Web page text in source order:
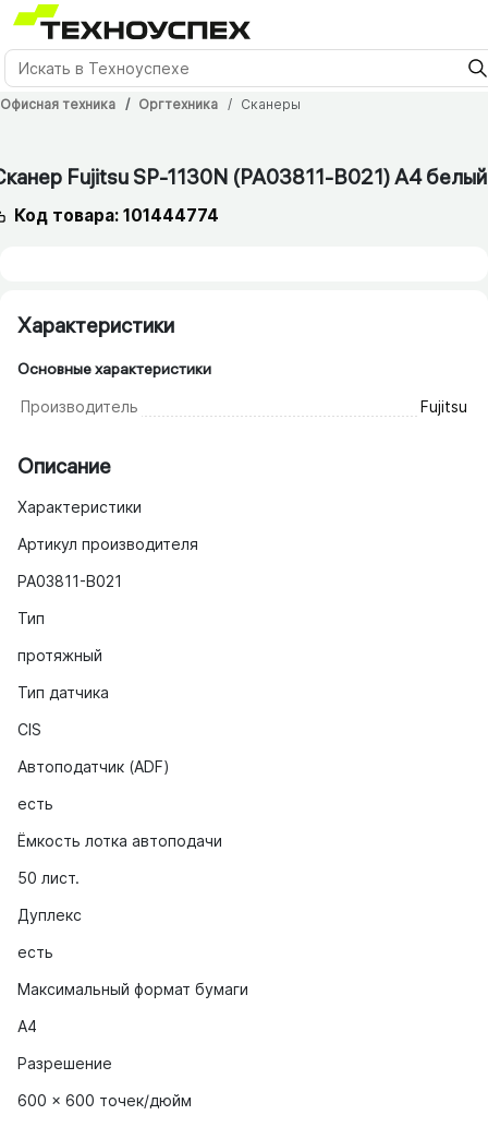
Офисная техника Оргтехника Сканеры
Fujitsu SP-1130N (PA03811-B021) A4 белый
Код товара: 101444774
Характеристики
Основные характеристики
Производитель Fujitsu
Описание
Характеристики
Артикул производителя
PA03811-B021
Тип
протяжный
Тип датчика
CIS
Автоподатчик (ADF)
есть
Ёмкость лотка автоподачи
50 лист.
Дуплекс
есть
Максимальный формат бумаги
А4
Разрешение
600 x 600 точек/дюйм